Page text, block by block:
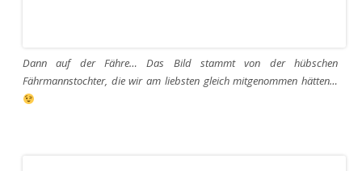
Dann auf der Fähre… Das Bild stammt von der hübschen
Fährmannstochter, die wir am liebsten gleich mitgenommen hätten…